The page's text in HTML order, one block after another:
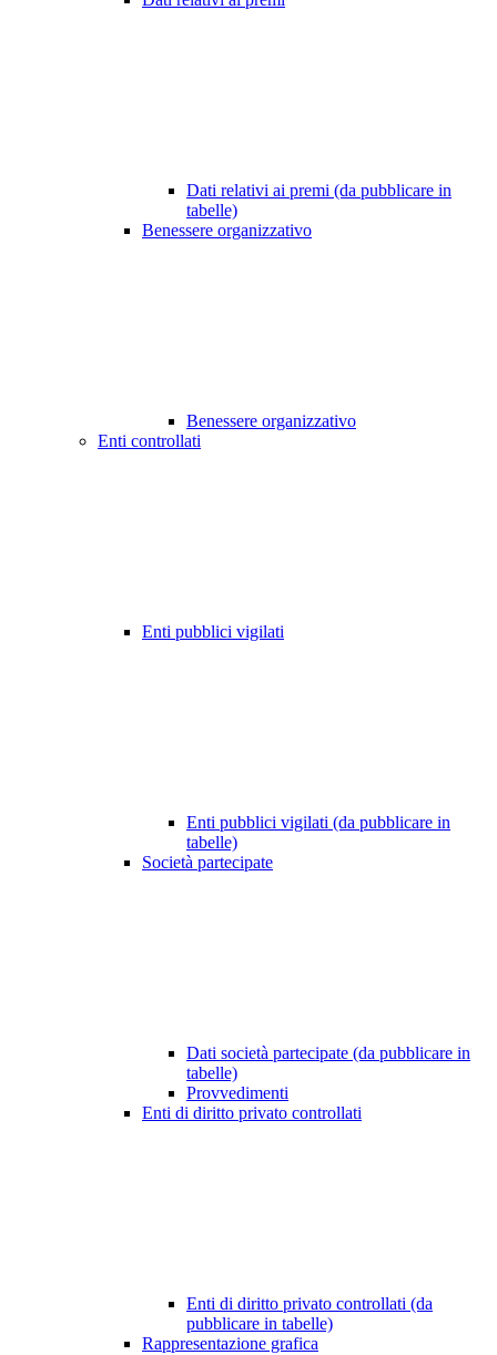
Dati relativi ai premi (da pubblicare in
tabelle)
Benessere organizzativo
Benessere organizzativo
Enti controllati
Enti pubblici vigilati
Enti pubblici vigilati (da pubblicare in
tabelle)
Società partecipate
Dati società partecipate (da pubblicare in
tabelle)
Provvedimenti
Enti di diritto privato controllati
Enti di diritto privato controllati (da
pubblicare in tabelle)
Rappresentazione grafica